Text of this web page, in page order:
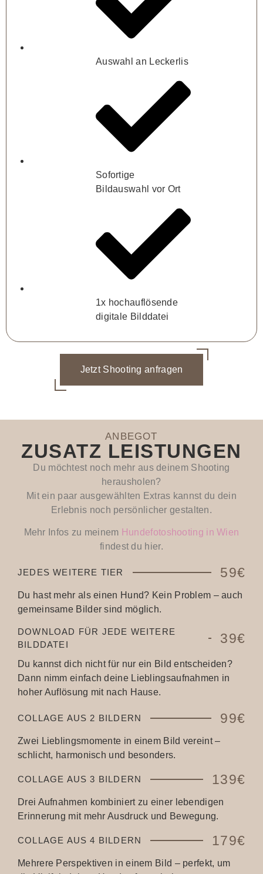
Auswahl an Leckerlis
Sofortige
Bildauswahl vor Ort
1x hochauflösende
digitale Bilddatei
Jetzt Shooting anfragen
ANBEGOT
ZUSATZ LEISTUNGEN
Du möchtest noch mehr aus deinem Shooting
herausholen?
Mit ein paar ausgewählten Extras kannst du dein
Erlebnis noch persönlicher gestalten.
Mehr Infos zu meinem Hundefotoshooting in Wien
findest du hier.
JEDES WEITERE TIER 59€
Du hast mehr als einen Hund? Kein Problem – auch
gemeinsame Bilder sind möglich.
DOWNLOAD FÜR JEDE WEITERE
BILDDATEI
39€
Du kannst dich nicht für nur ein Bild entscheiden?
Dann nimm einfach deine Lieblingsaufnahmen in
hoher Auflösung mit nach Hause.
COLLAGE AUS 2 BILDERN 99€
Zwei Lieblingsmomente in einem Bild vereint –
schlicht, harmonisch und besonders.
COLLAGE AUS 3 BILDERN 139€
Drei Aufnahmen kombiniert zu einer lebendigen
Erinnerung mit mehr Ausdruck und Bewegung.
COLLAGE AUS 4 BILDERN 179€
Mehrere Perspektiven in einem Bild – perfekt, um